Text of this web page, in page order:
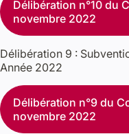
Délibération n°10 du
novembre 2022
Délibération 9 :
Année 2022
Délibération n°9 du
novembre 2022